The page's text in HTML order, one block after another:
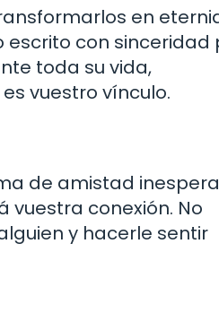
en
con sinceridad
toda su vida,
vuestro vínculo.
de amistad
vuestra conexión. No
y hacerle sentir